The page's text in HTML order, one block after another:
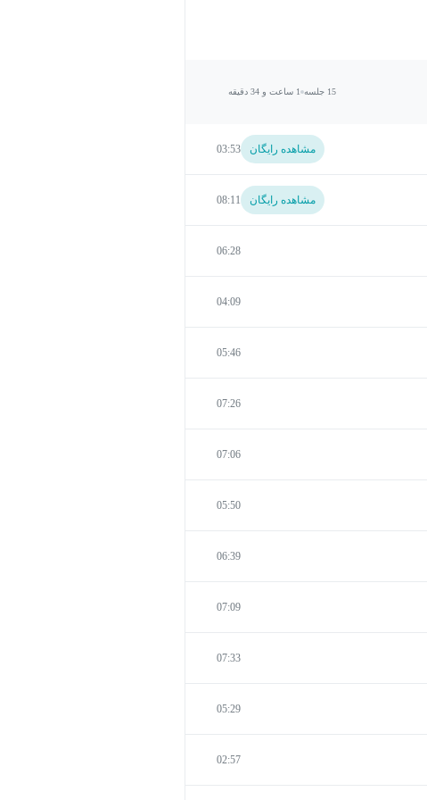
15 جلسه 1 ساعت و 34 دقیقه
مشاهده رایگان 03:53
مشاهده رایگان 08:11
06:28
04:09
05:46
07:26
07:06
05:50
06:39
07:09
07:33
05:29
02:57